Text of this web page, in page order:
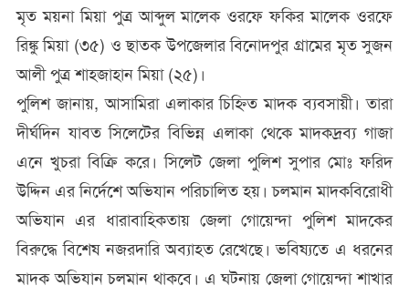
মৃত ময়না মিয়া পুত্র আব্দুল মালেক ওরফে ফকির মালেক ওরফে
রিঙ্কু মিয়া (৩৫) ও ছাতক উপজেলার বিনোদপুর গ্রামের মৃত সুজন
আলী পুত্র শাহজাহান মিয়া (২৫)।
পুলিশ জানায়, আসামিরা এলাকার চিহ্নিত মাদক ব্যবসায়ী। তারা
দীর্ঘদিন যাবত সিলেটের বিভিন্ন এলাকা থেকে মাদকদ্রব্য গাজা
এনে খুচরা বিক্রি করে। সিলেট জেলা পুলিশ সুপার মোঃ ফরিদ
উদ্দিন এর নির্দেশে অভিযান পরিচালিত হয়। চলমান মাদকবিরোধী
অভিযান এর ধারাবাহিকতায় জেলা গোয়েন্দা পুলিশ মাদকের
বিরুদ্ধে বিশেষ নজরদারি অব্যাহত রেখেছে। ভবিষ্যতে এ ধরনের
মাদক অভিযান চলমান থাকবে। এ ঘটনায় জেলা গোয়েন্দা শাখার